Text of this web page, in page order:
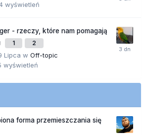
wyświetleń
- rzeczy, które nam pomagają
1 2
Lipca w Off-topic
wyświetleń
forma przemieszczania się